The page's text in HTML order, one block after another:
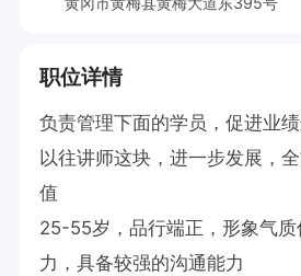
职位详情
负责管理下面的学员，促进业
以往讲师这块，进一步发展，
值
25-55岁，品行端正，形象气
力，具备较强的沟通能力